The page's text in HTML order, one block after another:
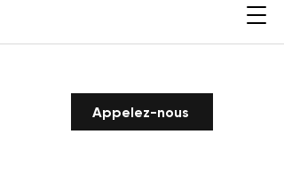
Appelez-nous